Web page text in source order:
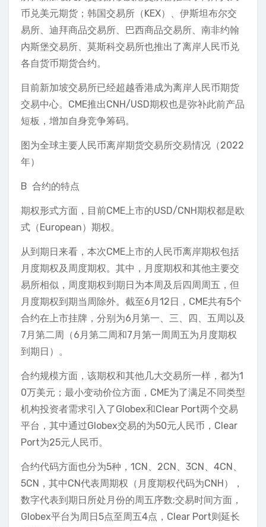
币兑美元期货；韩国交易所（KEX）、伊斯坦布尔交
易所、迪拜商品交易所、巴西商品交易所、南非约翰
内斯堡交易所、莫斯科交易所也推出了离岸人民币兑
各自货币期货合约。
目前新加坡交易所已经超越香港成为离岸人民币期货
交易中心。CME推出CNH/USD期权也是弥补此前产品
短板，增加自身竞争筹码。
图为全球主要人民币离岸期货交易所交易情况（2022
年）
B 合约的特点
期权形式方面，目前CME上市的USD/CNH期权都是欧
式（European）期权。
从到期日来看，本次CME上市的人民币离岸期权包括
月度期权及周度期权。其中，月度期权和其他主要交
易所相似，周度期权到期日为本周及后四周周五，但
月度期权到期当周除外。截至6月12日，CME共有5个
合约在上市挂牌，分别为6月第一、三、四、五周以及
7月第二周（6月第二周和7月第一周周五为月度期权
到期日）。
合约规模方面，该期权和其他几大交易所一样，都为1
0万美元；最小变动价位方面，CME为了满足不同类型
机构投资者需求引入了Globex和Clear Port两个交易
平台，其中通过Globex交易的为50元人民币，Clear
Port为25元人民币。
合约代码方面也分为5种，1CN、2CN、3CN、4CN、
5CN，其中CN代表周期权（月度期权代码为CNH），
数字代表到期日所处月份的周五序数;交易时间方面，
Globex平台为周日5点至周五4点，Clear Port则延长